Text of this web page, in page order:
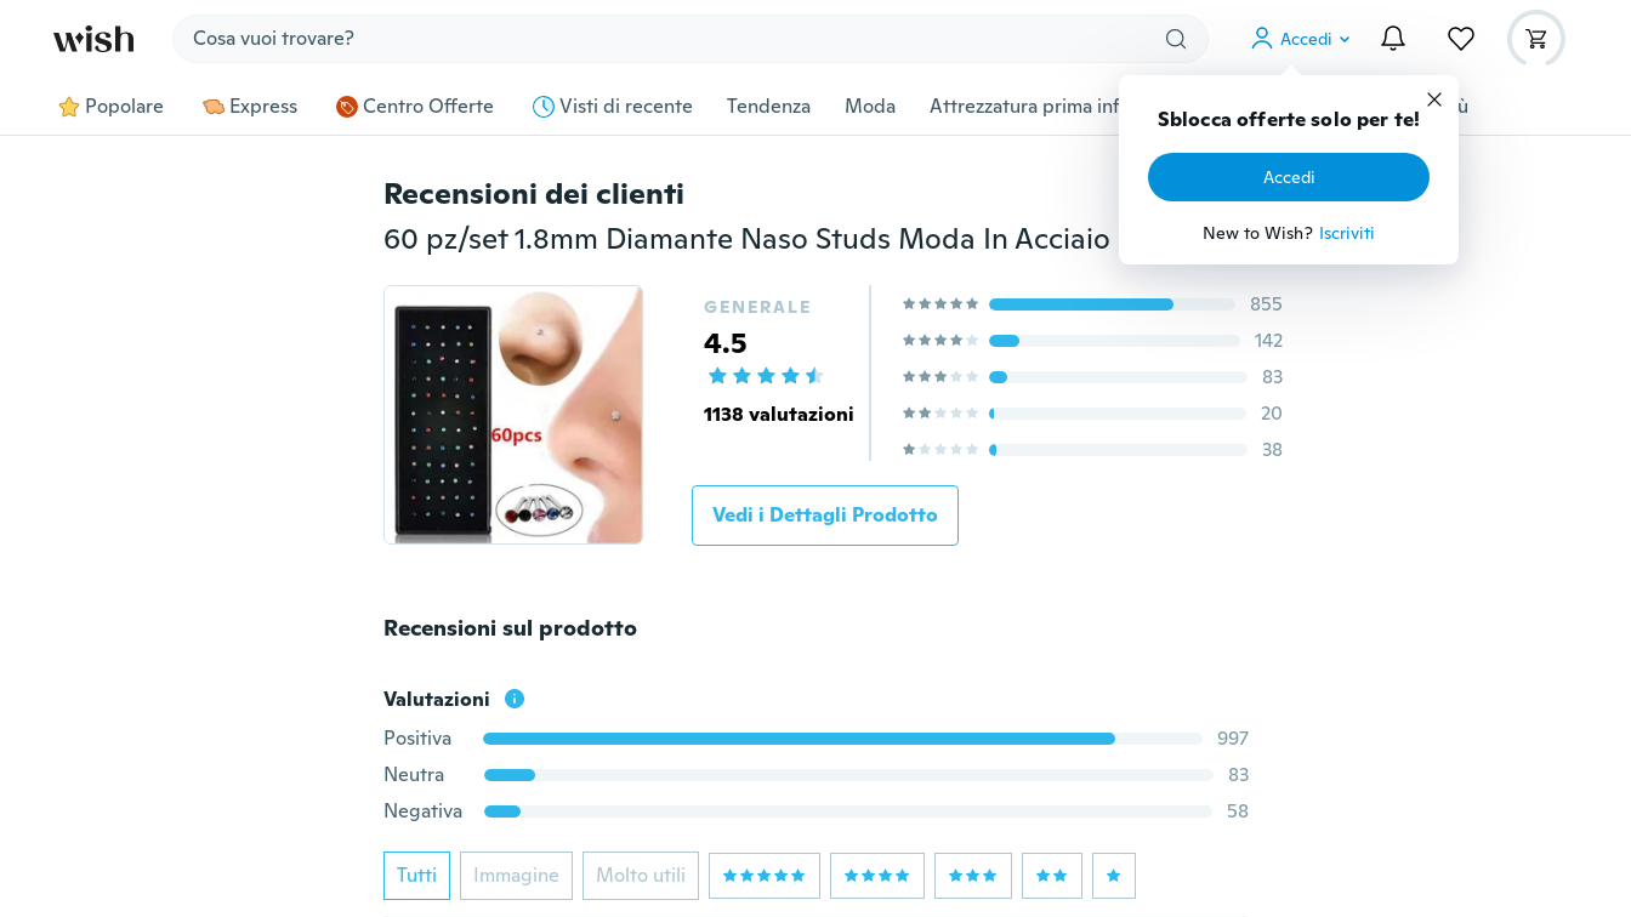
Accedi
Sblocca offerte solo per te!
Accedi
New to Wish? Iscriviti
Popolare Express Centro Offerte Visti di recente Tendenza Moda Attrezzatura prima infanzia Accessori per animali Di più
Recensioni dei clienti
60 pz/set 1.8mm Diamante Naso Studs Moda In Acciaio Inox Strass Naso Piercing Anelli per Le Donne
GENERALE
4.5
1138 valutazioni
855
142
83
20
38
Vedi i Dettagli Prodotto
Recensioni sul prodotto
Valutazioni
Positiva
997
Neutra
83
Negativa
58
Tutti Immagine Molto utili